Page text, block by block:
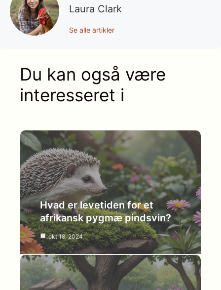
Laura Clark
Se alle artikler
Du kan også være
interesseret i
Hvad er levetiden for et
afrikansk pygmæ pindsvin?
okt 18, 2024